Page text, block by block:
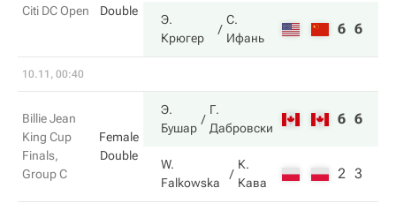
Citi DC Open
Double
Э.
Крюгер
С.
Ифань
6 6
10.11, 00:40
Billie Jean
King Cup
Finals,
Group C
Female
Double
Э.
Бушар
Г.
Дабровски
6 6
W.
Falkowska
К.
Кава
2 3